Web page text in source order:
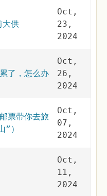
供
Oct,
23,
2024
了，怎么办
Oct,
26,
2024
票带你去旅
”）
Oct,
07,
2024
Oct,
11,
2024